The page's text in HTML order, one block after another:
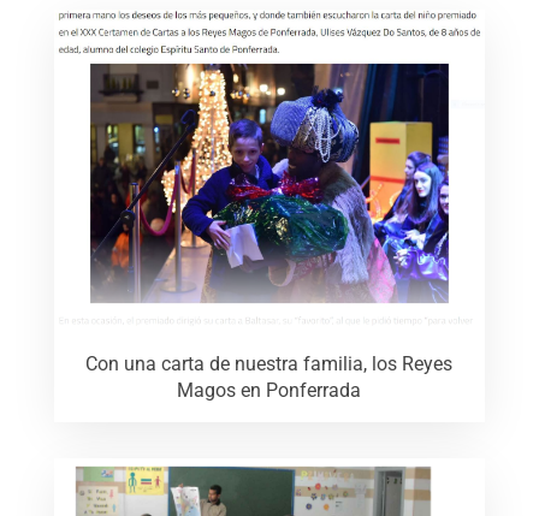
Con una carta de nuestra familia, los Reyes
Magos en Ponferrada